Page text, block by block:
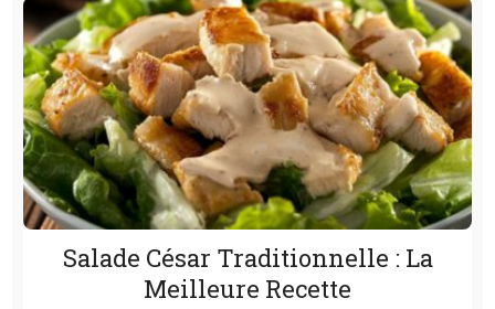
Salade César Traditionnelle : La
Meilleure Recette